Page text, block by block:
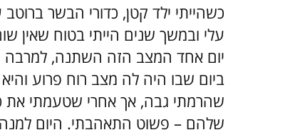
כשהייתי ילד קטן, כדורי הבשר
עלי ובמשך שנים הייתי בטוח שאין
יום אחד המצב הזה השתנה, למרבה
ביום שבו היה לה מצב רוח פרוע והיא
שהרמתי גבה, אך אחרי שטעמתי את
שלהם – פשוט התאהבתי. היום